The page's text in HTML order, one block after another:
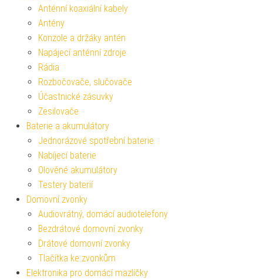
Anténní koaxiální kabely
Antény
Konzole a držáky antén
Napájecí anténní zdroje
Rádia
Rozbočovače, slučovače
Účastnické zásuvky
Zesilovače
Baterie a akumulátory
Jednorázové spotřební baterie
Nabíjecí baterie
Olověné akumulátory
Testery baterií
Domovní zvonky
Audiovrátný, domácí audiotelefony
Bezdrátové domovní zvonky
Drátové domovní zvonky
Tlačítka ke zvonkům
Elektronika pro domácí mazlíčky